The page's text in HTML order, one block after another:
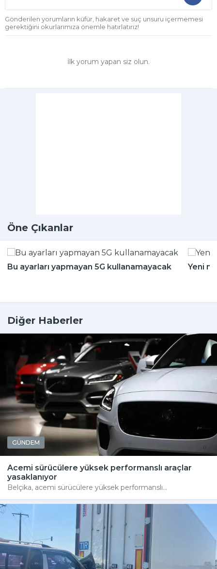
Gönderilen yorumların küfür, hakaret ve suç unsuru içermemesi
gerektiğini okurlarımıza önemle hatırlatırız!
İlk yorum yapan siz olun.
Öne Çıkanlar
Bu ayarları yapmayan 5G kullanamayacak Yeni
Diğer Haberler
GÜNDEM
Acemi sürücülere yüksek performanslı araçlar
yasaklanıyor
Belçika, acemi sürücülere yüksek performanslı...